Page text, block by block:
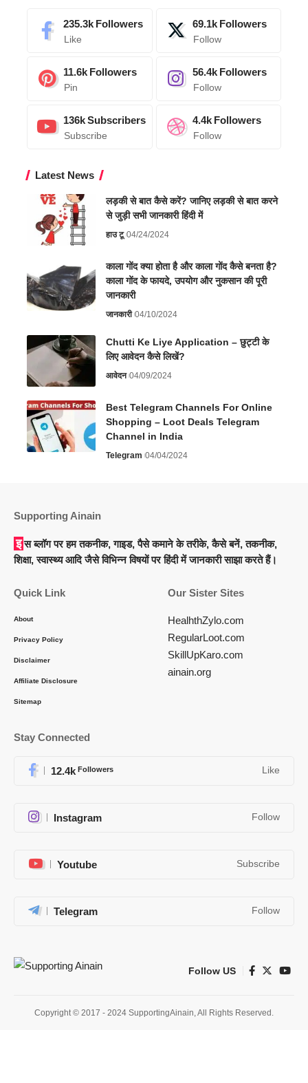
235.3k Followers
Like
69.1k Followers
Follow
11.6k Followers
Pin
56.4k Followers
Follow
136kSubscribers
Subscribe
4.4k Followers
Follow
Latest News
लड़की से बात कैसे करें? जानिए लड़की से बात करने
से जुड़ी सभी जानकारी हिंदी में
हाउ टू 04/24/2024
काला गोंद क्या होता है और काला गोंद कैसे बनता है?
काला गोंद के फायदे, उपयोग और नुकसान की पूरी
जानकारी
जानकारी 04/10/2024
Chutti Ke Liye Application – छुट्टी के
लिए आवेदन कैसे लिखें?
आवेदन 04/09/2024
Best Telegram Channels For Online
Shopping – Loot Deals Telegram
Channel in India
Telegram 04/04/2024
Supporting Ainain
इस ब्लॉग पर हम तकनीक, गाइड, पैसे कमाने के तरीके, कैसे बनें, तकनीक,
शिक्षा, स्वास्थ्य आदि जैसे विभिन्न विषयों पर हिंदी में जानकारी साझा करते हैं।
Quick Link
About
Privacy Policy
Disclaimer
Affiliate Disclosure
Sitemap
Our Sister Sites
HealhthZylo.com
RegularLoot.com
SkillUpKaro.com
ainain.org
Stay Connected
12.4k Followers Like
Instagram Follow
Youtube Subscribe
Telegram Follow
Follow US
Copyright © 2017 - 2024 SupportingAinain, All Rights Reserved.